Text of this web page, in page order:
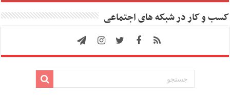
کسب و کار در شبکه های اجتماعی